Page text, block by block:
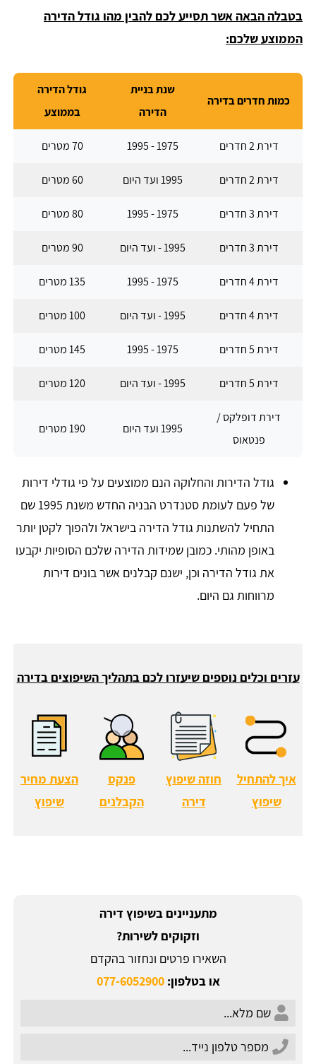
בטבלה הבאה אשר תסייע לכם להבין מהו גודל הדירה
הממוצע שלכם:
כמות חדרים בדירה
שנת בניית
הדירה
גודל הדירה
בממוצע
דירת 2 חדרים 1975 - 1995 70 מטרים
דירת 2 חדרים 1995 ועד היום 60 מטרים
דירת 3 חדרים 1975 - 1995 80 מטרים
דירת 3 חדרים 1995 - ועד היום 90 מטרים
דירת 4 חדרים 1975 - 1995 135 מטרים
דירת 4 חדרים 1995 - ועד היום 100 מטרים
דירת 5 חדרים 1975 - 1995 145 מטרים
דירת 5 חדרים 1995 - ועד היום 120 מטרים
דירת דופלקס /
פנטאוס
1995 ועד היום 190 מטרים
גודל הדירות והחלוקה הנם ממוצעים על פי גודלי דירות
של פעם לעומת סטנדרט הבניה החדש משנת 1995 שם
התחיל להשתנות גודל הדירה בישראל ולהפוך לקטן יותר
באופן מהותי. כמובן שמידות הדירה שלכם הסופיות יקבעו
את גודל הדירה וכן, ישנם קבלנים אשר בונים דירות
מרווחות גם היום.
עזרים וכלים נוספים שיעזרו לכם בתהליך השיפוצים בדירה
איך להתחיל
שיפוץ
חוזה שיפוץ
דירה
פנקס
הקבלנים
הצעת מחיר
שיפוץ
מתעניינים בשיפוץ דירה
וזקוקים לשירות?
השאירו פרטים ונחזור בהקדם
או בטלפון:077-6052900